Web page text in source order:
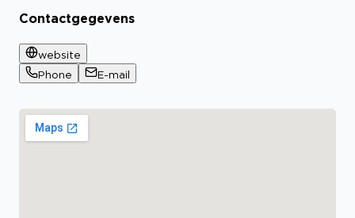
Contactgegevens
website
Phone
E-mail